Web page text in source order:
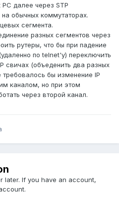
РС далее через STP
обычных коммутаторах.
сегмента.
разных сегментов через
рутеры, что бы при падение
по telnet'у) переключить
свичах (объеденить два разных
бы изменение IP
каналом, но при этом
через второй канал.
later. If you have an account,